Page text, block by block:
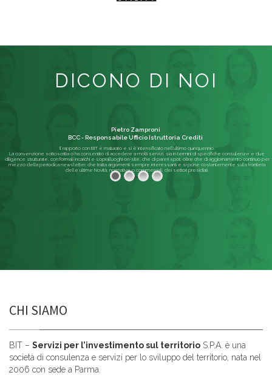
DICONO DI NOI
Il rapporto con BIT è maturato e si è intensificato nell'ultimo quinquennio.
La convenzione sottoscritta ci ha consentito di accedere a molti servizi, sia in termini di specifiche consulenze e due
diligence strutturate, con formali incarichi e sopralluoghi on-site, che di pareri spot; oltre che di aggiornamento continuo per
mezzo della periodica newsletter, che tratta argomenti sempre interessanti e si pone costantemente sulla frontiera
delle ultime Novità, normative o commerciali, dei settori presidiati.
Pietro Zamproni
BCC - Responsabile Ufficio Istruttoria Crediti
Leggi di più
CHI SIAMO
BIT – Servizi per l’investimento sul territorio S.P.A. è una
società di consulenza e servizi per lo sviluppo del territorio, nata nel
2006 con sede a Parma.